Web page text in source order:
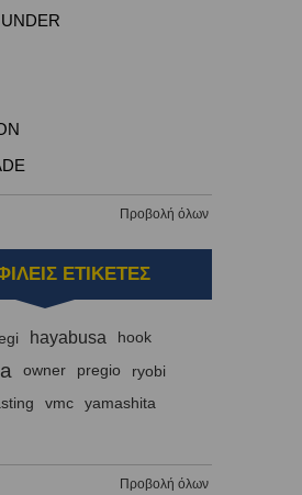
Προβολή όλων
ΕΤΙΚΕΤΕΣ
hayabusa
hook
owner pregio
ryobi
vmc
yamashita
Προβολή όλων